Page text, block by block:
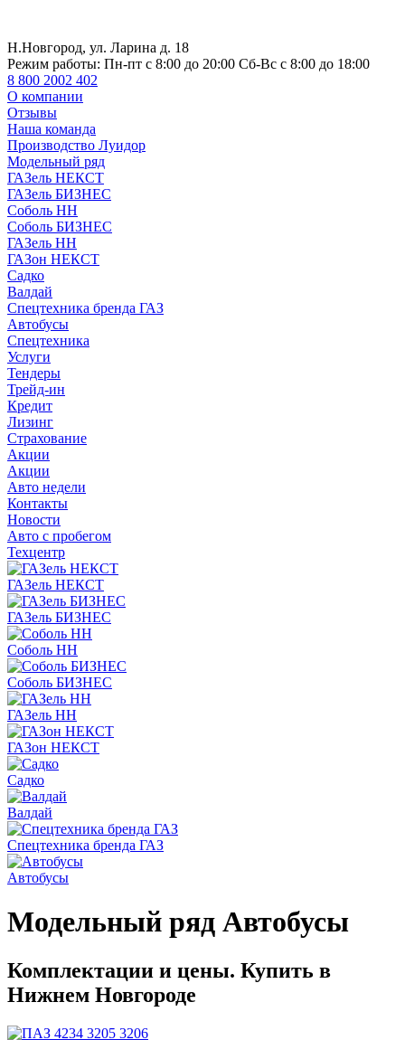
Н.Новгород, ул. Ларина д. 18
Режим работы: Пн-пт с 8:00 до 20:00 Сб-Вс с 8:00 до 18:00
8 800 2002 402
О компании
Отзывы
Наша команда
Производство Луидор
Модельный ряд
ГАЗель НЕКСТ
ГАЗель БИЗНЕС
Соболь НН
Соболь БИЗНЕС
ГАЗель НН
ГАЗон НЕКСТ
Садко
Валдай
Спецтехника бренда ГАЗ
Автобусы
Спецтехника
Услуги
Тендеры
Трейд-ин
Кредит
Лизинг
Страхование
Акции
Акции
Авто недели
Контакты
Новости
Авто с пробегом
Техцентр
ГАЗель НЕКСТ
ГАЗель БИЗНЕС
Соболь НН
Соболь БИЗНЕС
ГАЗель НН
ГАЗон НЕКСТ
Садко
Валдай
Спецтехника бренда ГАЗ
Автобусы
Модельный ряд Автобусы
Комплектации и цены. Купить в
Нижнем Новгороде